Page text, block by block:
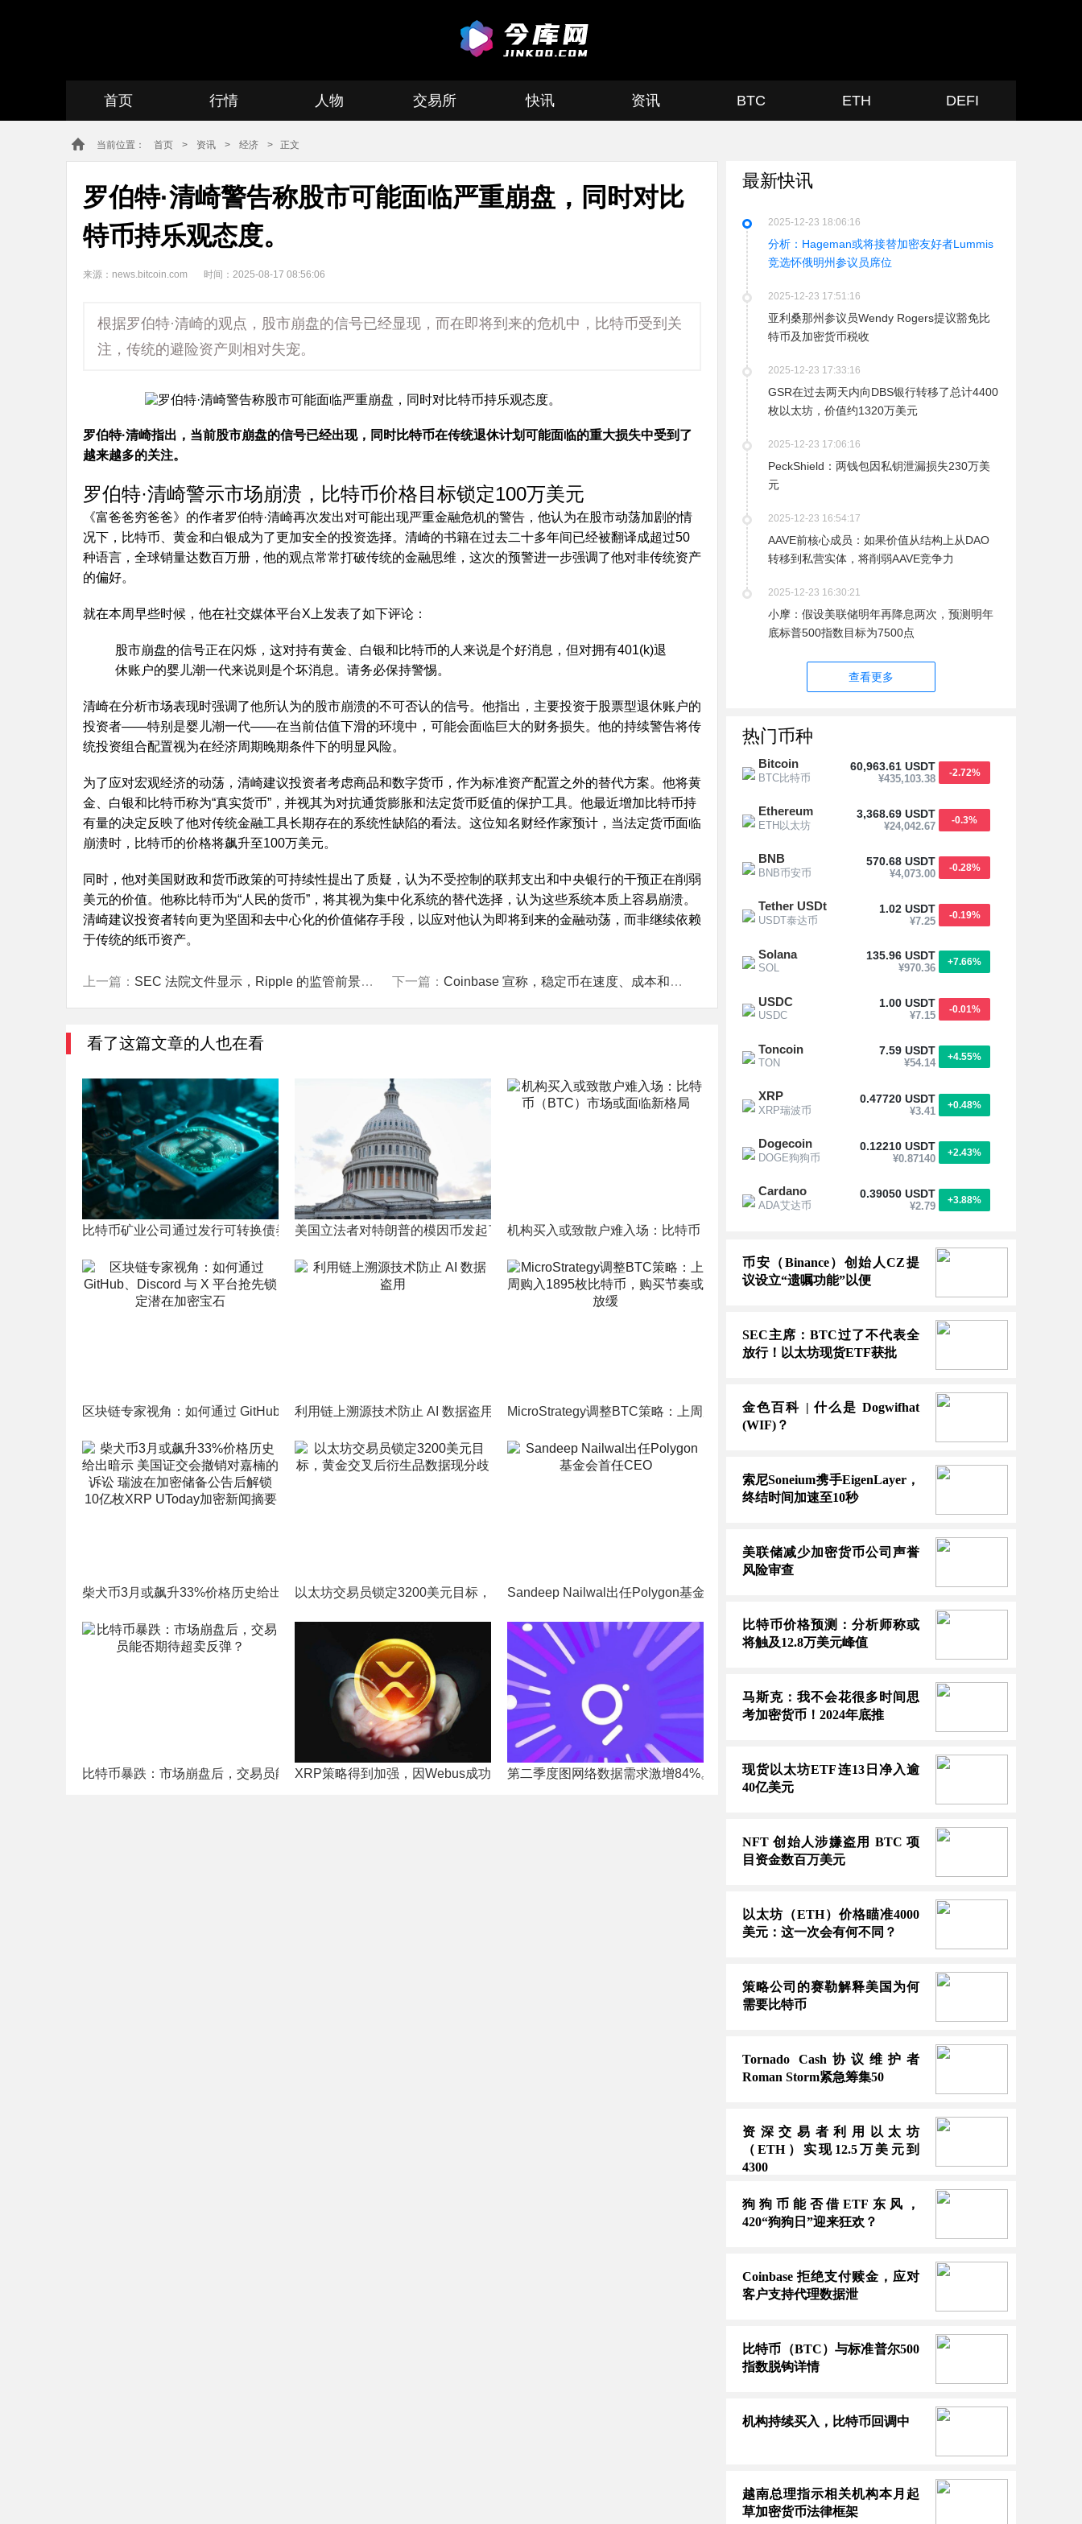
首页 行情 人物 交易所 快讯 资讯 BTC ETH DEFI
当前位置： 首页 > 资讯 > 经济 > 正文
罗伯特·清崎警告称股市可能面临严重崩盘，同时对比
特币持乐观态度。
来源：news.bitcoin.com 时间：2025-08-17 08:56:06
根据罗伯特·清崎的观点，股市崩盘的信号已经显现，而在即将到来的危机中，比特币受到关
注，传统的避险资产则相对失宠。
罗伯特·清崎指出，当前股市崩盘的信号已经出现，同时比特币在传统退休计划可能面临的重大损失中受到了
越来越多的关注。
罗伯特·清崎警示市场崩溃，比特币价格目标锁定100万美元
《富爸爸穷爸爸》的作者罗伯特·清崎再次发出对可能出现严重金融危机的警告，他认为在股市动荡加剧的情
况下，比特币、黄金和白银成为了更加安全的投资选择。清崎的书籍在过去二十多年间已经被翻译成超过50
种语言，全球销量达数百万册，他的观点常常打破传统的金融思维，这次的预警进一步强调了他对非传统资产
的偏好。
就在本周早些时候，他在社交媒体平台X上发表了如下评论：
股市崩盘的信号正在闪烁，这对持有黄金、白银和比特币的人来说是个好消息，但对拥有401(k)退
休账户的婴儿潮一代来说则是个坏消息。请务必保持警惕。
清崎在分析市场表现时强调了他所认为的股市崩溃的不可否认的信号。他指出，主要投资于股票型退休账户的
投资者——特别是婴儿潮一代——在当前估值下滑的环境中，可能会面临巨大的财务损失。他的持续警告将传
统投资组合配置视为在经济周期晚期条件下的明显风险。
为了应对宏观经济的动荡，清崎建议投资者考虑商品和数字货币，作为标准资产配置之外的替代方案。他将黄
金、白银和比特币称为“真实货币”，并视其为对抗通货膨胀和法定货币贬值的保护工具。他最近增加比特币持
有量的决定反映了他对传统金融工具长期存在的系统性缺陷的看法。这位知名财经作家预计，当法定货币面临
崩溃时，比特币的价格将飙升至100万美元。
同时，他对美国财政和货币政策的可持续性提出了质疑，认为不受控制的联邦支出和中央银行的干预正在削弱
美元的价值。他称比特币为“人民的货币”，将其视为集中化系统的替代选择，认为这些系统本质上容易崩溃。
清崎建议投资者转向更为坚固和去中心化的价值储存手段，以应对他认为即将到来的金融动荡，而非继续依赖
于传统的纸币资产。
上一篇： SEC 法院文件显示，Ripple 的监管前景正在逐渐明朗，一旦获得批准，XRP 可能会迎来大幅上涨。 下一篇： Coinbase 宣称，稳定币在速度、成本和全球性方面优于传统金融。
看了这篇文章的人也在看
比特币矿业公司通过发行可转换债券成功筹集了52亿美元。美国立法者对特朗普的模因币发起了强烈批评，同时指责埃隆·马斯克的DOGE令消费者保护措施受到削弱。
机构买入或致散户难入场：比特币（BTC）市场或面临新格局
区块链专家视角：如何通过 GitHub、Discord 与 X 平台抢先锁定潜在加密宝石
利用链上溯源技术防止 AI 数据盗用 MicroStrategy调整BTC策略：上周购入1895枚比特币，购买节奏或放缓
柴犬币3月或飙升33%价格历史给出暗示 美国证交会撤销对嘉楠的诉讼 瑞波在加密储备公告后解锁10亿枚XRP UToday加密新闻摘要
以太坊交易员锁定3200美元目标，黄金交叉后衍生品数据现分歧
Sandeep Nailwal出任Polygon基金会首任CEO
比特币暴跌：市场崩盘后，交易员能否期待超卖反弹？XRP策略得到加强，因Webus成功获得1亿美元的股权融资协议。
第二季度图网络数据需求激增84%。
最新快讯
2025-12-23 18:06:16
分析：Hageman或将接替加密友好者Lummis
竞选怀俄明州参议员席位
2025-12-23 17:51:16
亚利桑那州参议员Wendy Rogers提议豁免比
特币及加密货币税收
2025-12-23 17:33:16
GSR在过去两天内向DBS银行转移了总计4400
枚以太坊，价值约1320万美元
2025-12-23 17:06:16
PeckShield：两钱包因私钥泄漏损失230万美
元
2025-12-23 16:54:17
AAVE前核心成员：如果价值从结构上从DAO
转移到私营实体，将削弱AAVE竞争力
2025-12-23 16:30:21
小摩：假设美联储明年再降息两次，预测明年
底标普500指数目标为7500点
查看更多
热门币种
Bitcoin
BTC比特币
60,963.61 USDT
¥435,103.38 -2.72%
Ethereum
ETH以太坊
3,368.69 USDT
¥24,042.67 -0.3%
BNB
BNB币安币
570.68 USDT
¥4,073.00 -0.28%
Tether USDt
USDT泰达币
1.02 USDT
¥7.25 -0.19%
Solana
SOL
135.96 USDT
¥970.36 +7.66%
USDC
USDC
1.00 USDT
¥7.15 -0.01%
Toncoin
TON
7.59 USDT
¥54.14 +4.55%
XRP
XRP瑞波币
0.47720 USDT
¥3.41 +0.48%
Dogecoin
DOGE狗狗币
0.12210 USDT
¥0.87140 +2.43%
Cardano
ADA艾达币
0.39050 USDT
¥2.79 +3.88%
币安（Binance）创始人CZ提
议设立“遗嘱功能”以便
SEC主席：BTC过了不代表全
放行！以太坊现货ETF获批
金色百科 | 什么是 Dogwifhat
(WIF)？
索尼Soneium携手EigenLayer，
终结时间加速至10秒
美联储减少加密货币公司声誉
风险审查
比特币价格预测：分析师称或
将触及12.8万美元峰值
马斯克：我不会花很多时间思
考加密货币！2024年底推
现货以太坊ETF连13日净入逾
40亿美元
NFT 创始人涉嫌盗用 BTC 项
目资金数百万美元
以太坊（ETH）价格瞄准4000
美元：这一次会有何不同？
策略公司的赛勒解释美国为何
需要比特币
Tornado Cash协议维护者
Roman Storm紧急筹集50
资深交易者利用以太坊
（ETH）实现12.5万美元到
4300
狗狗币能否借ETF东风，
420“狗狗日”迎来狂欢？
Coinbase 拒绝支付赎金，应对
客户支持代理数据泄
比特币（BTC）与标准普尔500
指数脱钩详情
机构持续买入，比特币回调中
越南总理指示相关机构本月起
草加密货币法律框架